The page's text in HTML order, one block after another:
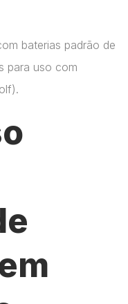
baterias padrão de
para uso com